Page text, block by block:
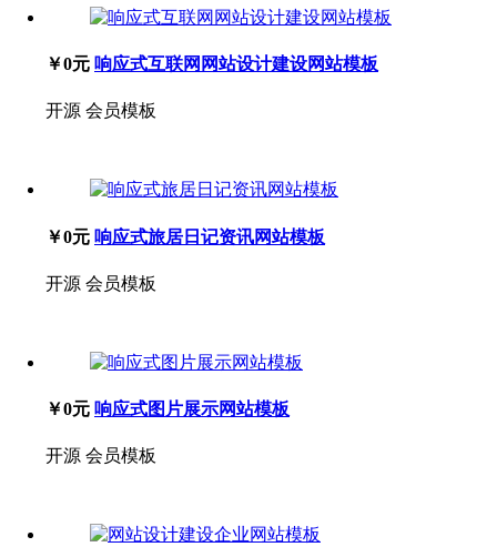
￥0元 响应式互联网网站设计建设网站模板
开源 会员模板
￥0元 响应式旅居日记资讯网站模板
开源 会员模板
￥0元 响应式图片展示网站模板
开源 会员模板